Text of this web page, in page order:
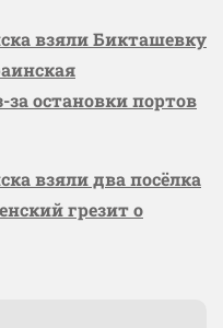
взяли Бикташевку
остановки портов
взяли два посёлка
грезит о